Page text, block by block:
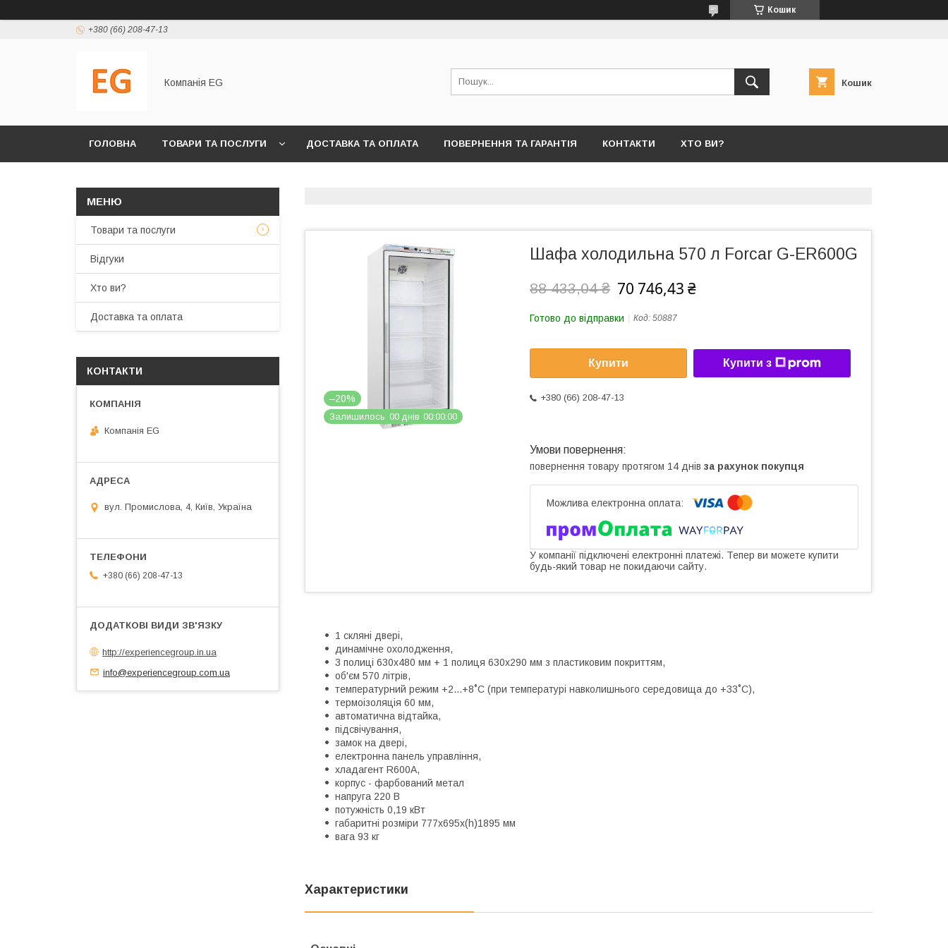
Кошик
+380 (66) 208-47-13
Компанія EG Кошик
ГОЛОВНА ТОВАРИ ТА ПОСЛУГИ ДОСТАВКА ТА ОПЛАТА ПОВЕРНЕННЯ ТА ГАРАНТІЯ КОНТАКТИ ХТО ВИ?
–20%
Залишилось 00 днів 00 00 00
Шафа холодильна 570 л Forcar G-ER600G
88 433,04 ₴ 70 746,43 ₴
Готово до відправки Код: 50887
Купити Купити з
+380 (66) 208-47-13
повернення товару протягом 14 днів за рахунок покупця
У компанії підключені електронні платежі. Тепер ви можете купити
будь-який товар не покидаючи сайту.
1 скляні двері,
динамічне охолодження,
3 полиці 630x480 мм + 1 полиця 630х290 мм з пластиковим покриттям,
об'єм 570 літрів,
температурний режим +2...+8˚С (при температурі навколишнього середовища до +33˚С),
термоізоляція 60 мм,
автоматична відтайка,
підсвічування,
замок на двері,
електронна панель управління,
хладагент R600А,
корпус - фарбований метал
напруга 220 В
потужність 0,19 кВт
габаритні розміри 777х695х(h)1895 мм
вага 93 кг
Характеристики
Товари та послуги
Відгуки
Хто ви?
Доставка та оплата
КОНТАКТИ
Компанія EG
вул. Промислова, 4, Київ, Україна
+380 (66) 208-47-13
http://experiencegroup.in.ua
info@experiencegroup.com.ua